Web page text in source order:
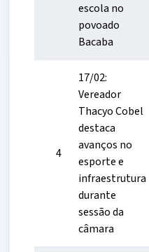
escola no
povoado
Bacaba
4
17/02:
Vereador
Thacyo Cobel
destaca
avanços no
esporte e
infraestrutura
durante
sessão da
câmara